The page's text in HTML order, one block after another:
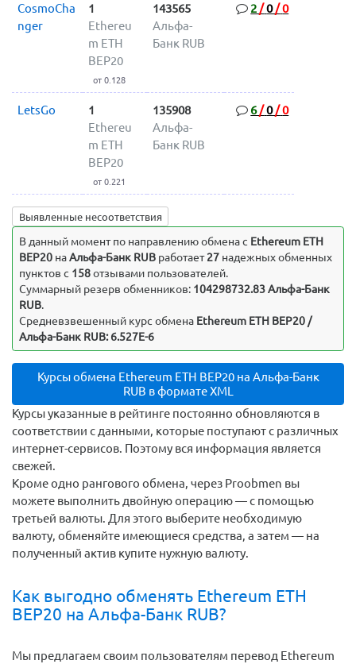
CosmoCha
nger
1
Ethereu
m ETH
BEP20
от 0.128
143565
Альфа-
Банк RUB
2 /0/0
LetsGo
1
Ethereu
m ETH
BEP20
от 0.221
135908
Альфа-
Банк RUB
6/0/0
Выявленные несоответствия
В данный момент по направлению обмена c Ethereum ETH
BEP20наАльфа-Банк RUBработает27надежных обменных
пунктов с 158отзывами пользователей.
Суммарный резерв обменников: 104298732.83 Альфа-Банк
RUB.
Средневзвешенный курс обмена Ethereum ETH BEP20 /
Альфа-Банк RUB: 6.527E-6
Курсы обмена Ethereum ETH BEP20 на Альфа-Банк
RUB в формате XML
Курсы указанные в рейтинге постоянно обновляются в
соответствии с данными, которые поступают с различных
интернет-сервисов. Поэтому вся информация является
свежей.
Кроме одно рангового обмена, через Proobmen вы
можете выполнить двойную операцию — с помощью
третьей валюты. Для этого выберите необходимую
валюту, обменяйте имеющиеся средства, а затем — на
полученный актив купите нужную валюту.
Как выгодно обменять Ethereum ETH
BEP20 на Альфа-Банк RUB?
Мы предлагаем своим пользователям перевод Ethereum